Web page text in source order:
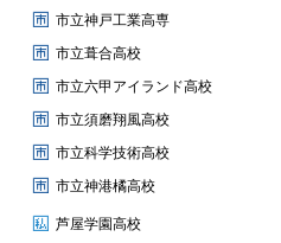
市立神戸工業高専
市立葺合高校
市立六甲アイランド高校
市立須磨翔風高校
市立科学技術高校
市立神港橘高校
芦屋学園高校